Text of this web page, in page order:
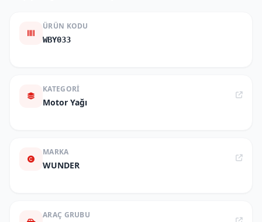
ÜRÜN KODU
WBY033
KATEGORI
Motor Yağı
MARKA
WUNDER
ARAÇ GRUBU